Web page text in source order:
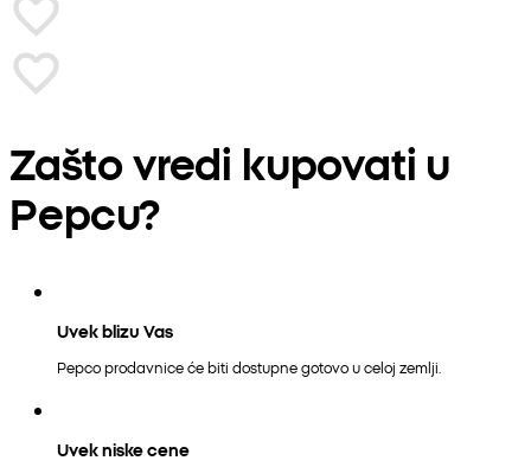
Zašto vredi kupovati u
Pepcu?
Uvek blizu Vas
Pepco prodavnice će biti dostupne gotovo u celoj zemlji.
Uvek niske cene